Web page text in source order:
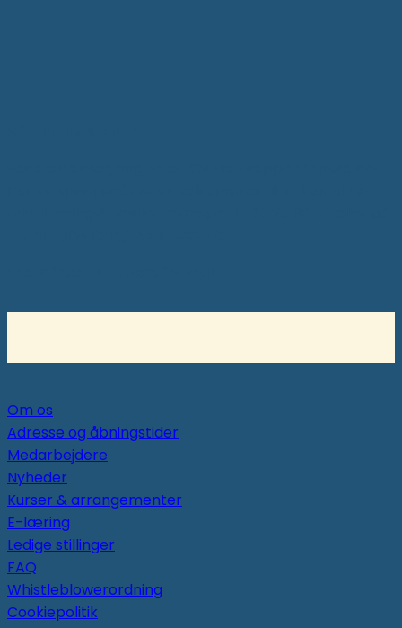
Om os
Adresse og åbningstider
Medarbejdere
Nyheder
Kurser & arrangementer
E-læring
Ledige stillinger
FAQ
Whistleblowerordning
Cookiepolitik